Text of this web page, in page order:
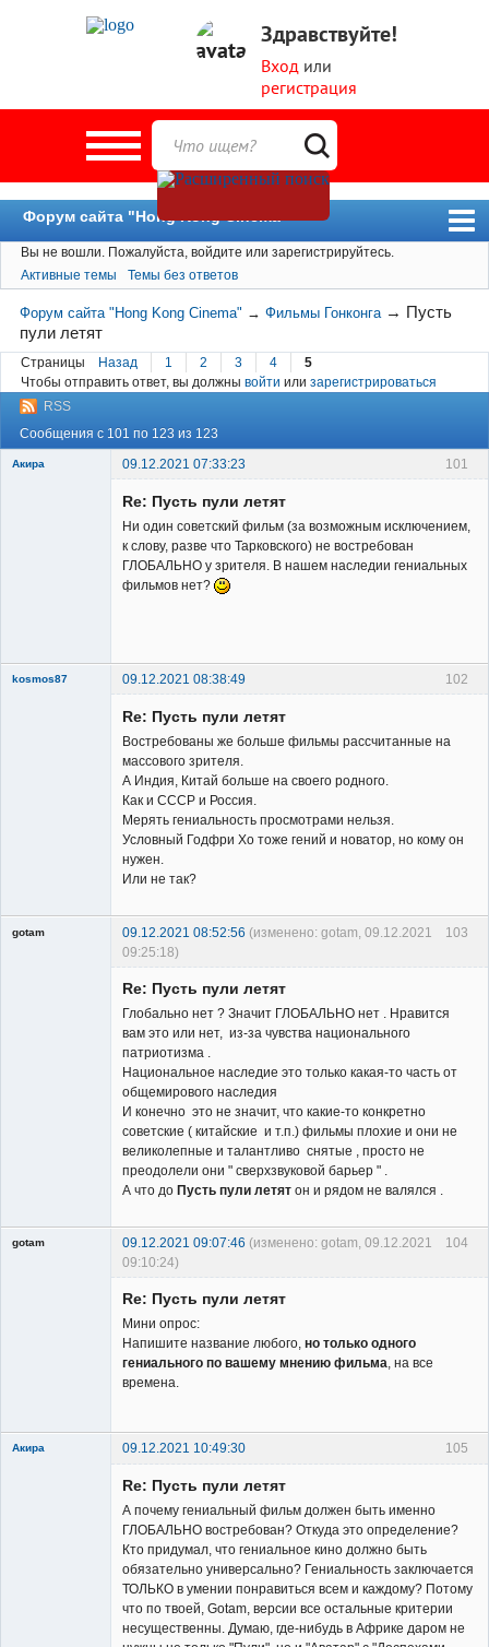
Здравствуйте!
Вход или
регистрация
Форум сайта "Hong Kong Cinema"
Форум
Новости
Пользователи
Поиск
Вы не вошли. Пожалуйста, войдите или зарегистрируйтесь.
Активные темы
Темы без ответов
Форум сайта "Hong Kong Cinema" →Фильмы Гонконга → Пусть
пули летят
Страницы Назад 1 2 3 4
5
Чтобы отправить ответ, вы должны войти или зарегистрироваться
RSS
Сообщения с 101 по 123 из 123
101
Акира 09.12.2021 07:33:23
Re: Пусть пули летят
Ни один советский фильм (за возможным исключением,
к слову, разве что Тарковского) не востребован
ГЛОБАЛЬНО у зрителя. В нашем наследии гениальных
фильмов нет?
102
kosmos87 09.12.2021 08:38:49
Re: Пусть пули летят
Востребованы же больше фильмы рассчитанные на
массового зрителя.
А Индия, Китай больше на своего родного.
Как и СССР и Россия.
Мерять гениальность просмотрами нельзя.
Условный Годфри Хо тоже гений и новатор, но кому он
нужен.
Или не так?
103
gotam 09.12.2021 08:52:56 (изменено: gotam, 09.12.2021
09:25:18)
Re: Пусть пули летят
Глобально нет ? Значит ГЛОБАЛЬНО нет . Нравится
вам это или нет, из-за чувства национального
патриотизма .
Национальное наследие это только какая-то часть от
общемирового наследия
И конечно это не значит, что какие-то конкретно
советские ( китайские и т.п.) фильмы плохие и они не
великолепные и талантливо снятые , просто не
преодолели они " сверхзвуковой барьер " .
А что до Пусть пули летят он и рядом не валялся .
104
gotam 09.12.2021 09:07:46 (изменено: gotam, 09.12.2021
09:10:24)
Re: Пусть пули летят
Мини опрос:
Напишите название любого, но только одного
гениального по вашему мнению фильма, на все
времена.
105
Акира 09.12.2021 10:49:30
Re: Пусть пули летят
А почему гениальный фильм должен быть именно
ГЛОБАЛЬНО востребован? Откуда это определение?
Кто придумал, что гениальное кино должно быть
обязательно универсально? Гениальность заключается
ТОЛЬКО в умении понравиться всем и каждому? Потому
что по твоей, Gotam, версии все остальные критерии
несущественны. Думаю, где-нибудь в Африке даром не